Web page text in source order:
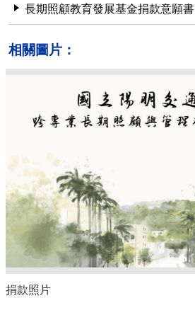
長期照顧教育發展基金捐款意願書
相關圖片：
捐款照片